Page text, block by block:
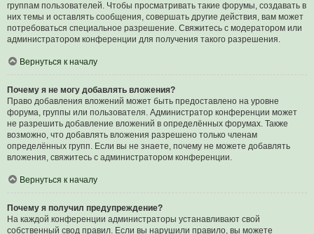
группам пользователей. Чтобы просматривать такие форумы, создавать в
них темы и оставлять сообщения, совершать другие действия, вам может
потребоваться специальное разрешение. Свяжитесь с модератором или
администратором конференции для получения такого разрешения.
Вернуться к началу
Почему я не могу добавлять вложения?
Право добавления вложений может быть предоставлено на уровне
форума, группы или пользователя. Администратор конференции может
не разрешить добавление вложений в определённых форумах. Также
возможно, что добавлять вложения разрешено только членам
определённых групп. Если вы не знаете, почему не можете добавлять
вложения, свяжитесь с администратором конференции.
Вернуться к началу
Почему я получил предупреждение?
На каждой конференции администраторы устанавливают свой
собственный свод правил. Если вы нарушили правило, вы можете